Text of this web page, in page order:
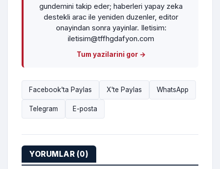
gundemini takip eder; haberleri yapay zeka
destekli arac ile yeniden duzenler, editor
onayindan sonra yayinlar. Iletisim:
iletisim@tffhgdafyon.com
Tum yazilarini gor →
Facebook'ta Paylas X'te Paylas WhatsApp
Telegram E-posta
YORUMLAR (0)